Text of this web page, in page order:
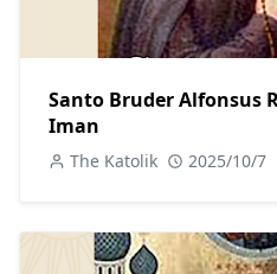
Santo Bruder Alfonsus
Iman
The Katolik 2025/10/7